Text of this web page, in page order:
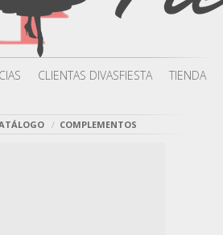
CLIENTAS DIVASFIESTA TIENDA
COMPLEMENTOS